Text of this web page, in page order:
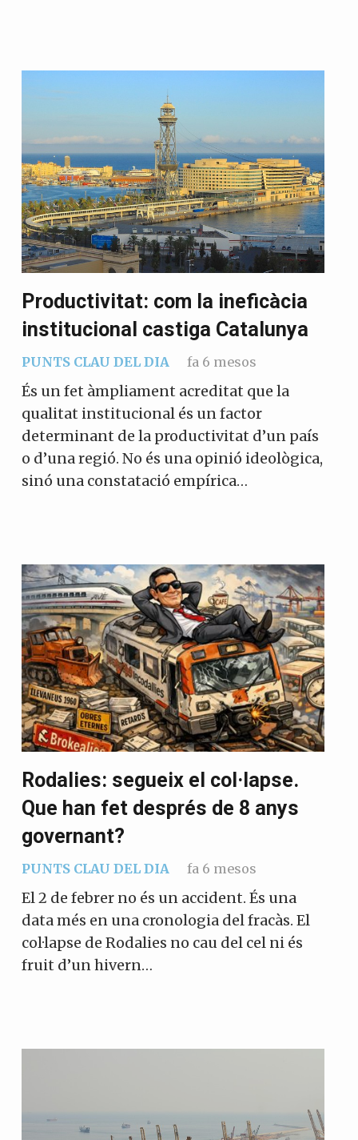
Productivitat: com la ineficàcia
institucional castiga Catalunya
PUNTS CLAU DEL DIA fa 6 mesos
És un fet àmpliament acreditat que la
qualitat institucional és un factor
determinant de la productivitat d’un país
o d’una regió. No és una opinió ideològica,
sinó una constatació empírica…
Rodalies: segueix el col·lapse.
Que han fet després de 8 anys
governant?
PUNTS CLAU DEL DIA fa 6 mesos
El 2 de febrer no és un accident. És una
data més en una cronologia del fracàs. El
col·lapse de Rodalies no cau del cel ni és
fruit d’un hivern…
Et convidem a participar i
ser un
membre actiu de la nostra
comunitat.
Si, vull col·laborar activament
No, però vull rebre el butlletí